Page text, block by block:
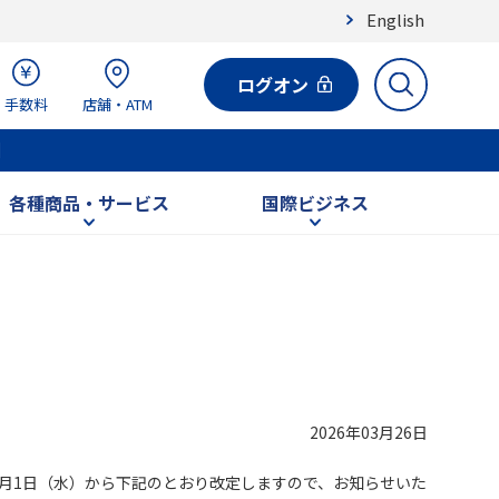
English
手数料 店舗・ATM
ログオン
各種商品・サービス 国際ビジネス
2026年03月26日
日（水）から下記のとおり改定しますので、お知らせいた